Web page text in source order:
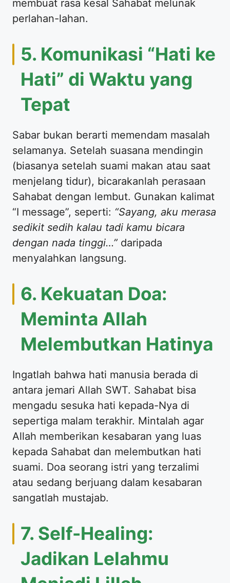
membuat rasa kesal Sahabat melunak
perlahan-lahan.
​5. Komunikasi “Hati ke
Hati” di Waktu yang
Tepat
​Sabar bukan berarti memendam masalah
selamanya. Setelah suasana mendingin
(biasanya setelah suami makan atau saat
menjelang tidur), bicarakanlah perasaan
Sahabat dengan lembut. Gunakan kalimat
“I message”, seperti: “Sayang, aku merasa
sedikit sedih kalau tadi kamu bicara
dengan nada tinggi…” daripada
menyalahkan langsung.
​6. Kekuatan Doa:
Meminta Allah
Melembutkan Hatinya
​Ingatlah bahwa hati manusia berada di
antara jemari Allah SWT. Sahabat bisa
mengadu sesuka hati kepada-Nya di
sepertiga malam terakhir. Mintalah agar
Allah memberikan kesabaran yang luas
kepada Sahabat dan melembutkan hati
suami. Doa seorang istri yang terzalimi
atau sedang berjuang dalam kesabaran
sangatlah mustajab.
​7. Self-Healing:
Jadikan Lelahmu